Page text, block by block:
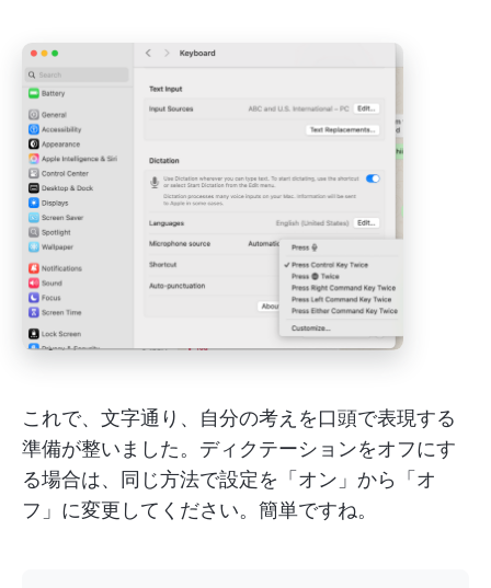
これで、文字通り、自分の考えを口頭で表現する
準備が整いました。ディクテーションをオフにす
る場合は、同じ方法で設定を「オン」から「オ
フ」に変更してください。簡単ですね。